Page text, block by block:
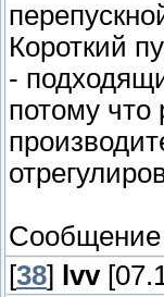
Короткий
-
потому что
Сообщение
[38] lvv